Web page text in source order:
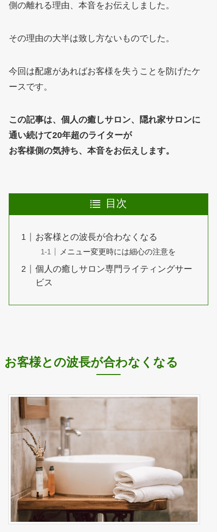
側の離れる理由、本音をお伝えしました。
その理由の大半は致し方ないものでした。
今回は配慮があればお客様を失うことを防げたケ
ースです。
この記事は、個人の癒しサロン、隠れ家サロンに
通い続けて20年超のライターが
お客様側の気持ち、本音をお伝えします。
目次
お客様との波長が合わなくなる
メニュー変更時には細心の注意を
個人の癒しサロン専門ライティングサー
ビス
お客様との波長が合わなくなる